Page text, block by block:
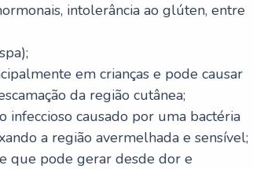
intolerância ao glúten, entre
em crianças e pode causar
da região cutânea;
infeccioso causado por uma bactéria
a região avermelhada e sensível;
que pode gerar desde dor e